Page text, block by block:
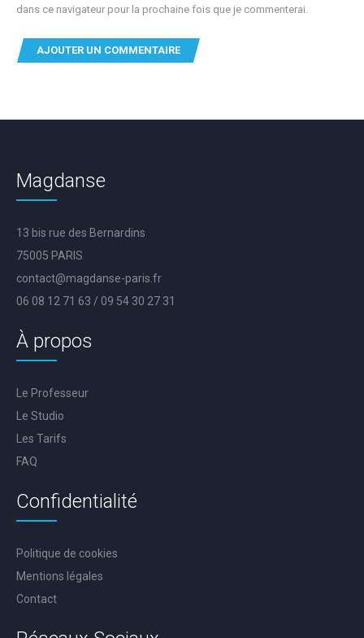
dans ce navigateur pour la prochaine fois que je commenterai.
Magdanse
13 bis rue des Bernardins
75005 PARIS
contact@magdanse-paris.fr
06 08 12 71 63 / 09 54 30 27 31
À propos
Le Professeur
Le Studio
Les Tarifs
FAQ
Confidentialité
Politique de cookies
Mentions légales
Contact